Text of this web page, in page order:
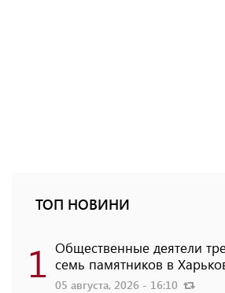
ТОП НОВИНИ
1 Общественные деятели
семь памятников в
05 августа, 2026 - 16:10